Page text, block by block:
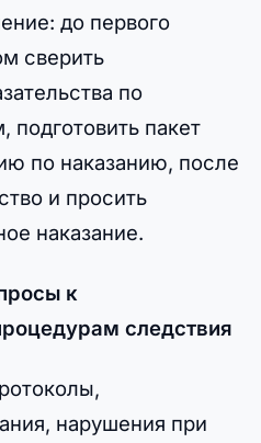
до первого
сверить
по
пакет
по наказанию, после
и просить
наказание.
к
следствия
нарушения при